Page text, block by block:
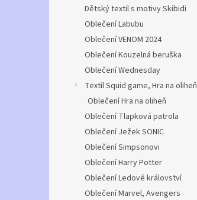
Dětský textil s motivy Skibidi
Oblečení Labubu
Oblečení VENOM 2024
Oblečení Kouzelná beruška
Oblečení Wednesday
Textil Squid game, Hra na oliheň
Oblečení Hra na oliheň
Oblečení Tlapková patrola
Oblečení Ježek SONIC
Oblečení Simpsonovi
Oblečení Harry Potter
Oblečení Ledové království
Oblečení Marvel, Avengers